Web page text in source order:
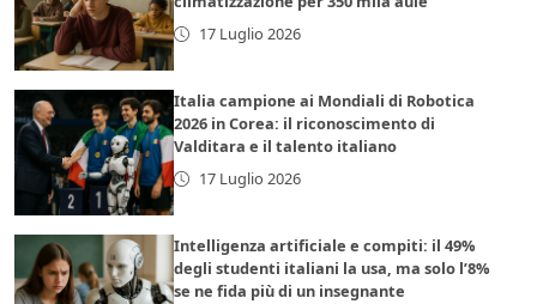
17 Luglio 2026
Italia campione ai Mondiali di Robotica
2026 in Corea: il riconoscimento di
Valditara e il talento italiano
17 Luglio 2026
Intelligenza artificiale e compiti: il 49%
degli studenti italiani la usa, ma solo l’8%
se ne fida più di un insegnante